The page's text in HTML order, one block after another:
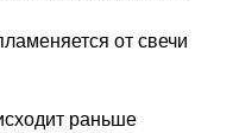
от свечи
раньше